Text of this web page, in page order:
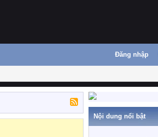
Đăng nhập
Nội dung nổi bật